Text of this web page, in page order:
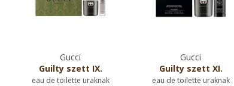
Gucci
Guilty szett IX.
eau de toilette uraknak
Gucci
Guilty szett XI.
eau de toilette uraknak